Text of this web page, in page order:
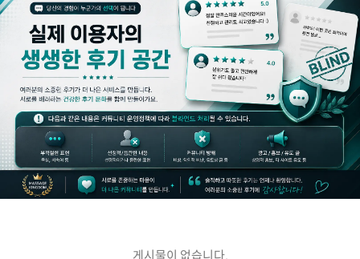
게시물이 없습니다.